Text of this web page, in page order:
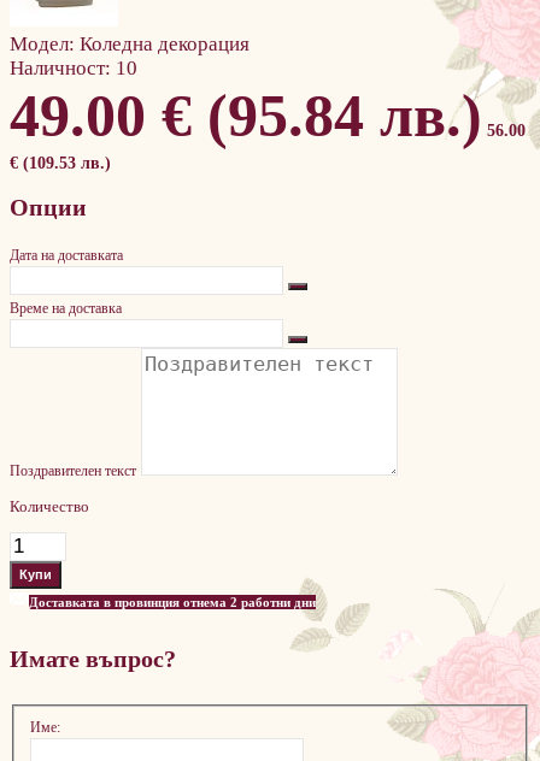
Модел: Коледна декорация
Наличност: 10
49.00 € (95.84 лв.) 56.00
€ (109.53 лв.)
Опции
Дата на доставката
Време на доставка
Поздравителен текст
Количество
Доставката в провинция отнема 2 работни дни
Имате въпрос?
Име: